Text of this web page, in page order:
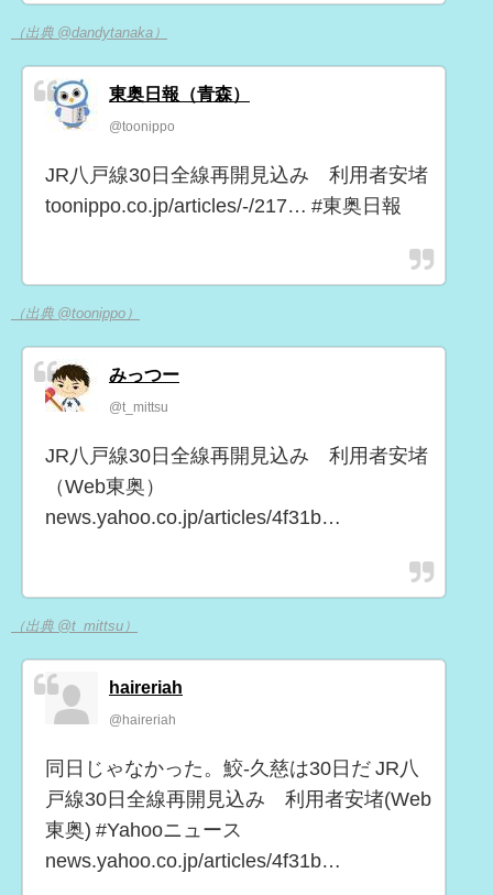
（出典 @dandytanaka）
東奥日報（青森）
@toonippo
JR八戸線30日全線再開見込み 利用者安堵
toonippo.co.jp/articles/-/217… #東奥日報
（出典 @toonippo）
みっつー
@t_mittsu
JR八戸線30日全線再開見込み 利用者安堵
（Web東奥）
news.yahoo.co.jp/articles/4f31b…
（出典 @t_mittsu）
haireriah
@haireriah
同日じゃなかった。鮫-久慈は30日だ JR八
戸線30日全線再開見込み 利用者安堵(Web
東奥) #Yahooニュース
news.yahoo.co.jp/articles/4f31b…